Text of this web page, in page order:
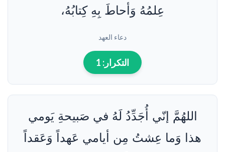
عِلمُهُ وَأحاطَ بِهِ كِتابُهُ،
دعاء العهد
التكرار: 1
اللهُمَّ إنّي أُجَدِّدُ لَهُ في صَبيحةِ يَومي
هذا وَما عِشتُ مِن أيامي عَهداً وَعَقداً